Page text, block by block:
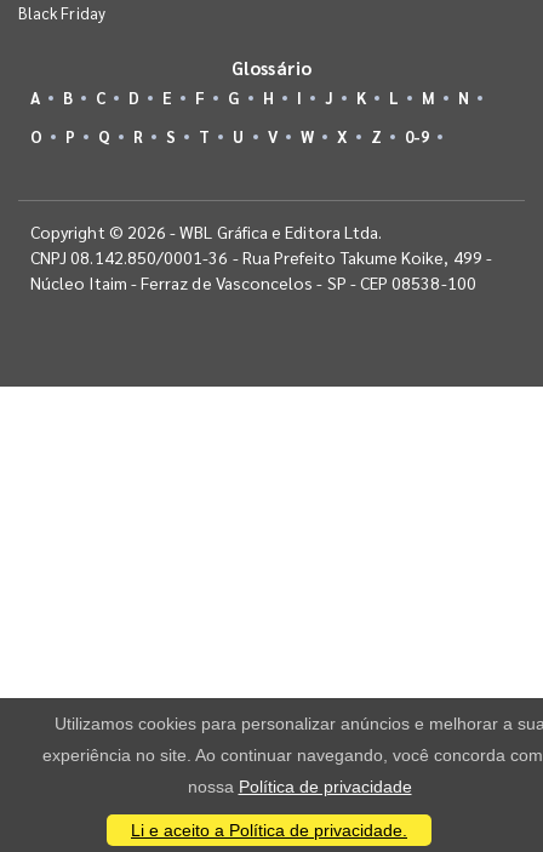
Black Friday
Glossário
A B C D E F G H I J K L M
N
O
P Q R S T U V W X Z 0-9
Copyright © 2026 - WBL Gráfica e Editora Ltda.
CNPJ 08.142.850/0001-36 - Rua Prefeito Takume Koike, 499 -
Núcleo Itaim - Ferraz de Vasconcelos - SP - CEP 08538-100
Utilizamos cookies para personalizar anúncios e melhorar a
experiência no site. Ao continuar navegando, você concorda
nossa Política de privacidade
Li e aceito a Política de privacidade.